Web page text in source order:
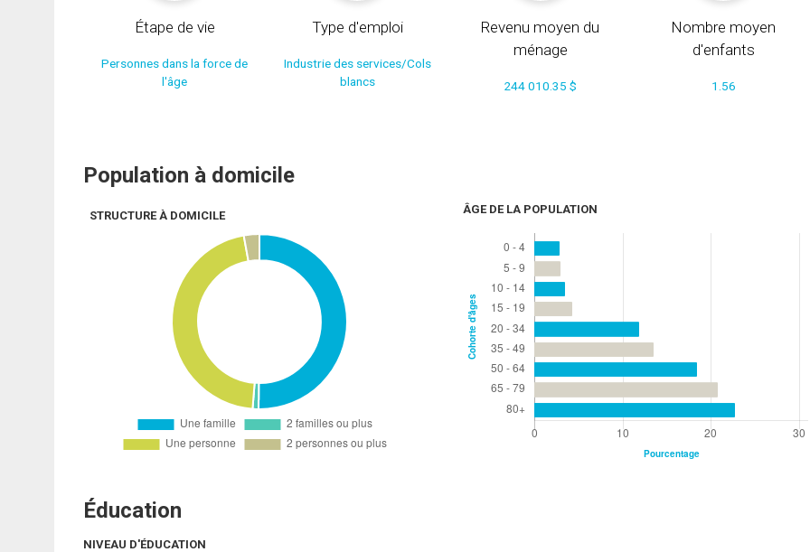
Étape de vie
Personnes dans la force de
l'âge
Type d'emploi
Industrie des services/Cols
blancs
Revenu moyen du
ménage
244 010.35 $
Nombre moyen
d'enfants
1.56
Population à domicile
STRUCTURE À DOMICILE ÂGE DE LA POPULATION
Éducation
NIVEAU D'ÉDUCATION